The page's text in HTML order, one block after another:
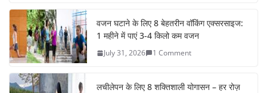
c
e
b
o
o
itt
er e
वजन घटाने के लिए 8 बेहतरीन वॉकिंग एक्सरसाइज:
1 महीने में पाएं 3-4 किलो कम वजन
July 31, 2026 1 Comment
लचीलेपन के लिए 8 शक्तिशाली योगासन – हर रोज़